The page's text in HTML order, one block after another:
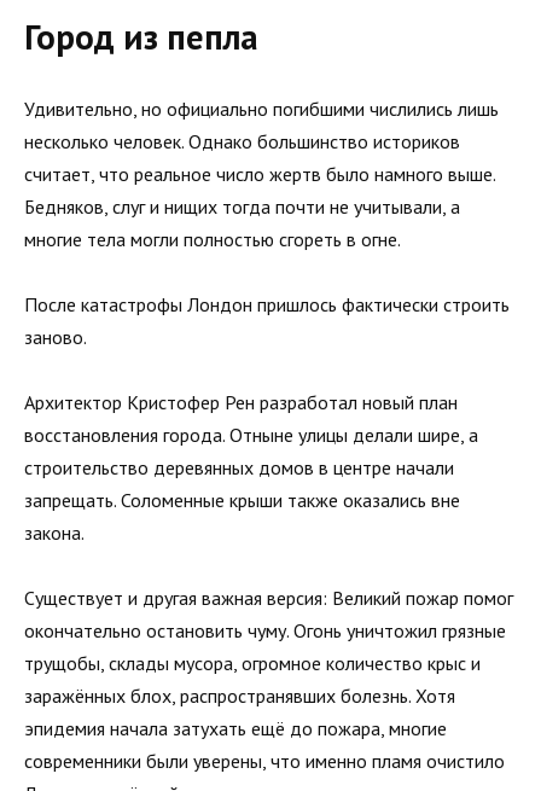
Город из пепла
Удивительно, но официально погибшими числились лишь
несколько человек. Однако большинство историков
считает, что реальное число жертв было намного выше.
Бедняков, слуг и нищих тогда почти не учитывали, а
многие тела могли полностью сгореть в огне.
После катастрофы Лондон пришлось фактически строить
заново.
Архитектор Кристофер Рен разработал новый план
восстановления города. Отныне улицы делали шире, а
строительство деревянных домов в центре начали
запрещать. Соломенные крыши также оказались вне
закона.
Существует и другая важная версия: Великий пожар помог
окончательно остановить чуму. Огонь уничтожил грязные
трущобы, склады мусора, огромное количество крыс и
заражённых блох, распространявших болезнь. Хотя
эпидемия начала затухать ещё до пожара, многие
современники были уверены, что именно пламя очистило